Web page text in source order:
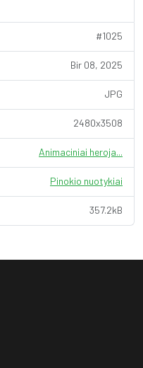
#1025
Bir 08, 2025
JPG
2480x3508
Animaciniai heroja...
Pinokio nuotykiai
357.2kB